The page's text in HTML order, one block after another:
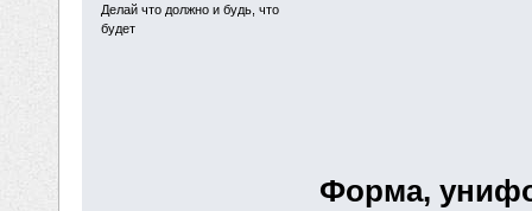
Делай что должно и будь, что
будет
Форма,